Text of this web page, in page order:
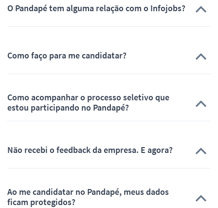
O Pandapé tem alguma relação com o Infojobs?
Como faço para me candidatar?
Como acompanhar o processo seletivo que
estou participando no Pandapé?
Não recebi o feedback da empresa. E agora?
Ao me candidatar no Pandapé, meus dados
ficam protegidos?